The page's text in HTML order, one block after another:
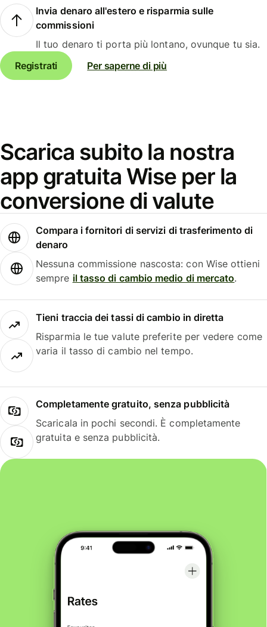
Invia denaro all'estero e risparmia sulle
commissioni
Il tuo denaro ti porta più lontano, ovunque tu sia.
Registrati
Per saperne di più
Scarica subito la nostra
app gratuita Wise per la
conversione di valute
Compara i fornitori di servizi di trasferimento di
denaro
Nessuna commissione nascosta: con Wise ottieni
sempre il tasso di cambio medio di mercato.
Tieni traccia dei tassi di cambio in diretta
Risparmia le tue valute preferite per vedere come
varia il tasso di cambio nel tempo.
Completamente gratuito, senza pubblicità
Scaricala in pochi secondi. È completamente
gratuita e senza pubblicità.